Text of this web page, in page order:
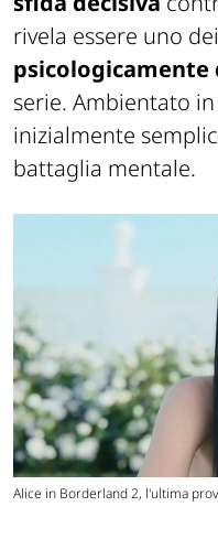
rivela essere uno dei
psicologicamente
serie. Ambientato
inizialmente
battaglia mentale.
Alice in Borderland 2, l'ultima